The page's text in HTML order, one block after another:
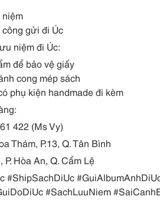
niệm
gửi đi Úc
niệm đi Úc:
để bảo vệ giấy
cong mép sách
phụ kiện handmade đi kèm
422 (Ms Vy)
Thám, P.13, Q. Tân Bình
Hòa An, Q. Cẩm Lệ
#ShipSachDiUc
#SachLuuNiem